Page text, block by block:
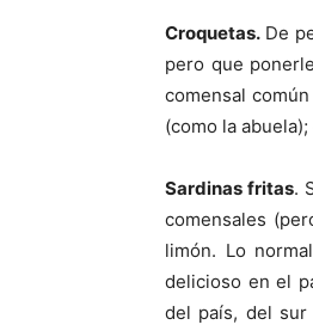
Croquetas. De
pero que
comensal
(como la
Sardinas fritas.
comensales
limón. Lo
delicioso en el
del país, del sur